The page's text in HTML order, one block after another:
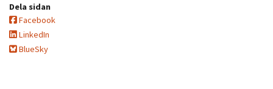
Dela sidan
Facebook
LinkedIn
BlueSky